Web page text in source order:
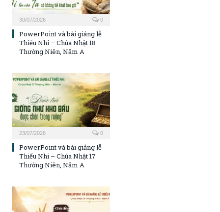
30/07/2026 0
PowerPoint và bài giảng lễ
Thiếu Nhi – Chúa Nhật 18
Thường Niên, Năm A
23/07/2026 0
PowerPoint và bài giảng lễ
Thiếu Nhi – Chúa Nhật 17
Thường Niên, Năm A